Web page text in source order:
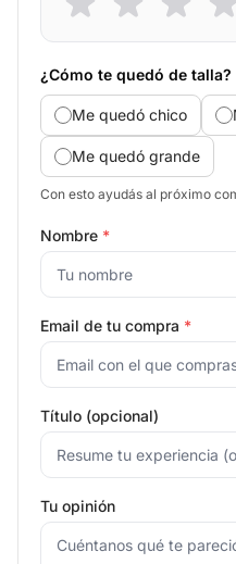
¿Cómo te quedó de talla?
Me quedó chico
Me quedó grande
Con esto ayudás al próximo
Nombre *
Email de tu compra *
Título (opcional)
Tu opinión